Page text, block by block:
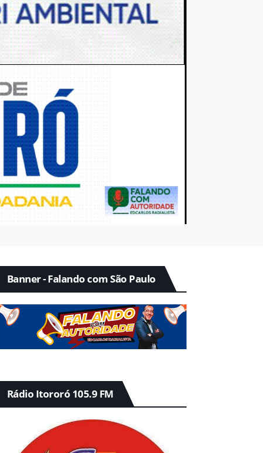
Banner - Falando com São Paulo
Rádio Itororó 105.9 FM